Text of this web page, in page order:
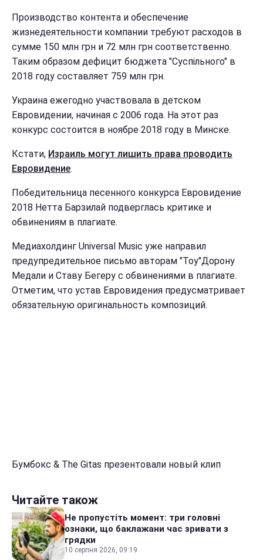
Производство контента и обеспечение
жизнедеятельности компании требуют расходов в
сумме 150 млн грн и 72 млн грн соответственно.
Таким образом дефицит бюджета "Суспільного" в
2018 году составляет 759 млн грн.
Украина ежегодно участвовала в детском
Евровидении, начиная с 2006 года. На этот раз
конкурс состоится в ноябре 2018 году в Минске.
Кстати, Израиль могут лишить права проводить
Евровидение.
Победительница песенного конкурса Евровидение
2018 Нетта Барзилай подверглась критике и
обвинениям в плагиате.
Медиахолдинг Universal Music уже направил
предупредительное письмо авторам "Toy"Дорону
Медали и Ставу Бегеру с обвинениями в плагиате.
Отметим, что устав Евровидения предусматривает
обязательную оригинальность композиций.
Бумбокс & The Gitas презентовали новый клип
Читайте також
Не пропустіть момент: три головні
ознаки, що баклажани час зривати з
грядки
10 серпня 2026, 09:19